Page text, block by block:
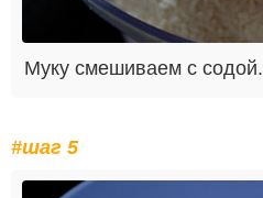
Муку смешиваем с содой.
#шаг 5